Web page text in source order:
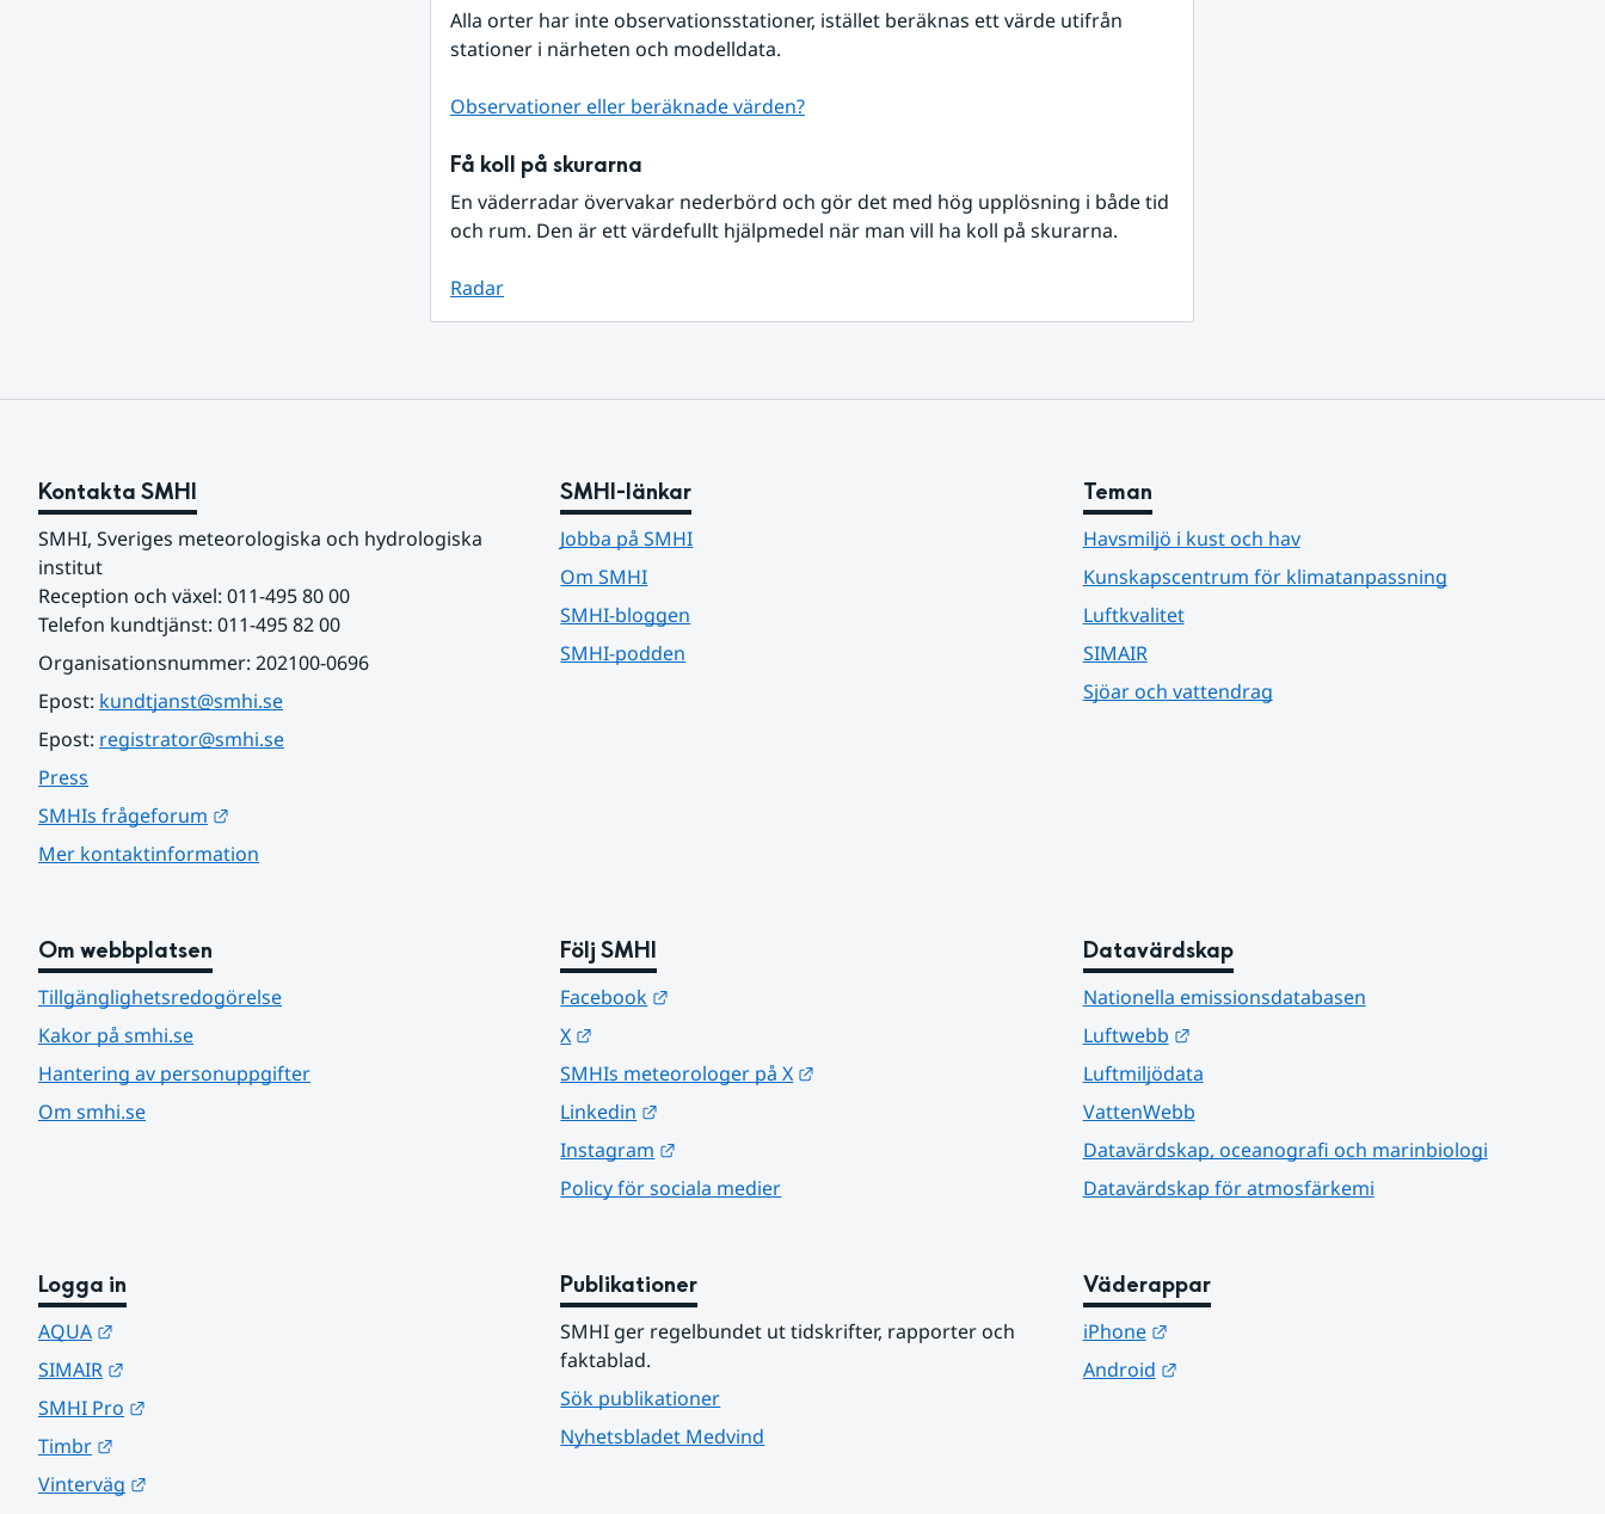
Alla orter har inte observationsstationer, istället beräknas ett värde utifrån
stationer i närheten och modelldata.
Observationer eller beräknade värden?
Få koll på skurarna
En väderradar övervakar nederbörd och gör det med hög upplösning i både tid
och rum. Den är ett värdefullt hjälpmedel när man vill ha koll på skurarna.
Radar
Kontakta SMHI
SMHI, Sveriges meteorologiska och hydrologiska
institut
Reception och växel: 011-495 80 00
Telefon kundtjänst: 011-495 82 00
Organisationsnummer: 202100-0696
Epost: kundtjanst@smhi.se
Epost: registrator@smhi.se
Press
SMHIs frågeforum
Mer kontaktinformation
SMHI-länkar
Jobba på SMHI
Om SMHI
SMHI-bloggen
SMHI-podden
Teman
Havsmiljö i kust och hav
Kunskapscentrum för klimatanpassning
Luftkvalitet
SIMAIR
Sjöar och vattendrag
Om webbplatsen
Tillgänglighetsredogörelse
Kakor på smhi.se
Hantering av personuppgifter
Om smhi.se
Följ SMHI
Facebook
X
SMHIs meteorologer på X
Linkedin
Instagram
Policy för sociala medier
Datavärdskap
Nationella emissionsdatabasen
Luftwebb
Länk till annan webbplats.
Luftmiljödata
VattenWebb
Datavärdskap, oceanografi och marinbiologi
Datavärdskap för atmosfärkemi
Logga in
AQUA
SIMAIR
SMHI Pro
Timbr
Vinterväg
Publikationer
SMHI ger regelbundet ut tidskrifter, rapporter och
faktablad.
Sök publikationer
Nyhetsbladet Medvind
Väderappar
iPhone
Länk till annan webbplats.
Android
Länk till annan webbplats.